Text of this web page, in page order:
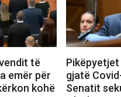
të
emër për
kohë
gjatë
Senatit